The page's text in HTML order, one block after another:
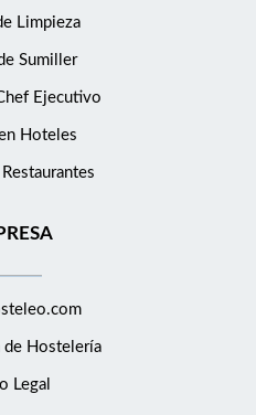
Limpieza
Sumiller
Ejecutivo
en Hoteles
Restaurantes
de Hostelería
Legal